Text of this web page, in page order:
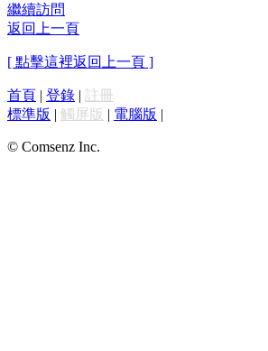
繼續訪問
返回上一頁
[ 點擊這裡返回上一頁 ]
首頁 | 登錄 | 註冊
標準版 | 觸屏版 | 電腦版 |
© Comsenz Inc.